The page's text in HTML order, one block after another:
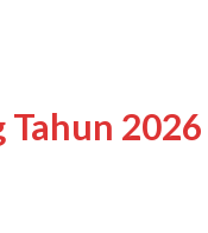
2026